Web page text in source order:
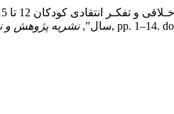
سال”,نشریه پژوهش و , 5(1), pp. 1–14.